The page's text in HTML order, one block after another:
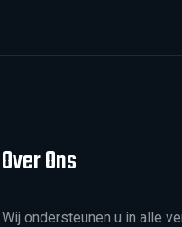
Over Ons
Wij ondersteunen u in alle